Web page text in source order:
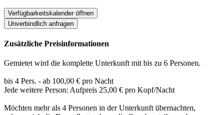
Verfügbarkeitskalender öffnen
Unverbindlich anfragen
Zusätzliche Preisinformationen
Gemietet wird die komplette Unterkunft mit bis zu 6 Personen.
bis 4 Pers. - ab 100,00 € pro Nacht
Jede weitere Person: Aufpreis 25,00 € pro Kopf/Nacht
Möchten mehr als 4 Personen in der Unterkunft übernachten,